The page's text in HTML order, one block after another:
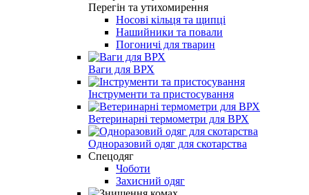
Перегін та утихомирення
Носові кільця та щипці
Нашийники та повали
Погоничі для тварин
Ваги для ВРХ
Інструменти та пристосування
Ветеринарні термометри для ВРХ
Одноразовий одяг для скотарства
Спецодяг
Чоботи
Захисний одяг